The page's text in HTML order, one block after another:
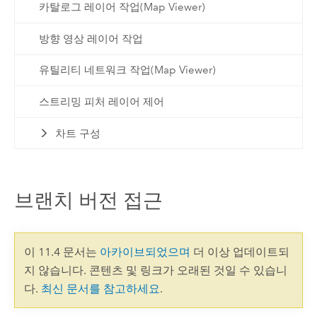
카탈로그 레이어 작업(Map Viewer)
방향 영상 레이어 작업
유틸리티 네트워크 작업(Map Viewer)
스트리밍 피처 레이어 제어
차트 구성
브랜치 버전 접근
이 11.4 문서는 아카이브되었으며 더 이상 업데이트되
지 않습니다. 콘텐츠 및 링크가 오래된 것일 수 있습니
다. 최신 문서를 참고하세요.